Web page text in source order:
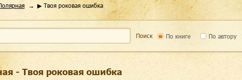
▶ Твоя роковая ошибка
Поиск По книге По автору
- Твоя роковая ошибка